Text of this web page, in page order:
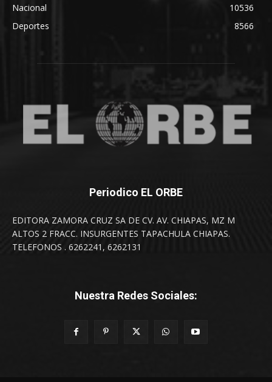
Nacional
10536
Deportes
8566
Periodico EL ORBE
EDITORA ZAMORA CRUZ SA DE CV. AV. CHIAPAS, MZ M
ALTOS 2 FRACC. INSURGENTES TAPACHULA CHIAPAS.
TELEFONOS . 6262241, 6262131
Nuestra Redes Sociales: